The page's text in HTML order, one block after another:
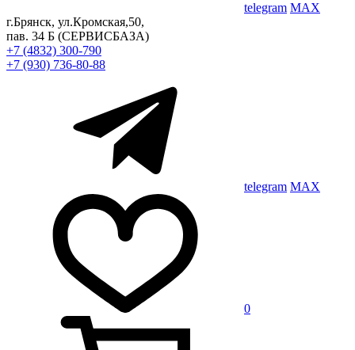
telegram MAX
г.Брянск, ул.Кромская,50,
пав. 34 Б (СЕРВИСБАЗА)
+7 (4832) 300-790
+7 (930) 736-80-88
telegram MAX
0